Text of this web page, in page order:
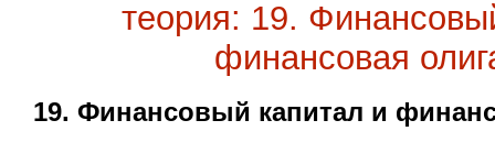
теория: 19.
финансовая
19. Финансовый капитал и